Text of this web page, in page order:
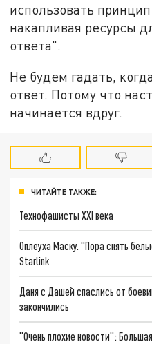
использовать
накапливая ресурсы
ответа".
Не будем гадать,
ответ. Потому что
начинается вдруг.
ЧИТАЙТЕ ТАКЖЕ:
Технофашисты XXI века
Оплеуха Маску. "Пора снять
Starlink
Даня с Дашей спаслись от
закончились
"Очень плохие новости":